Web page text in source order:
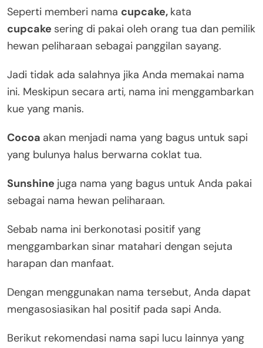
Seperti memberi nama cupcake, kata
cupcake sering di pakai oleh orang tua dan pemilik
hewan peliharaan sebagai panggilan sayang.
Jadi tidak ada salahnya jika Anda memakai nama
ini. Meskipun secara arti, nama ini menggambarkan
kue yang manis.
Cocoa akan menjadi nama yang bagus untuk sapi
yang bulunya halus berwarna coklat tua.
Sunshine juga nama yang bagus untuk Anda pakai
sebagai nama hewan peliharaan.
Sebab nama ini berkonotasi positif yang
menggambarkan sinar matahari dengan sejuta
harapan dan manfaat.
Dengan menggunakan nama tersebut, Anda dapat
mengasosiasikan hal positif pada sapi Anda.
Berikut rekomendasi nama sapi lucu lainnya yang